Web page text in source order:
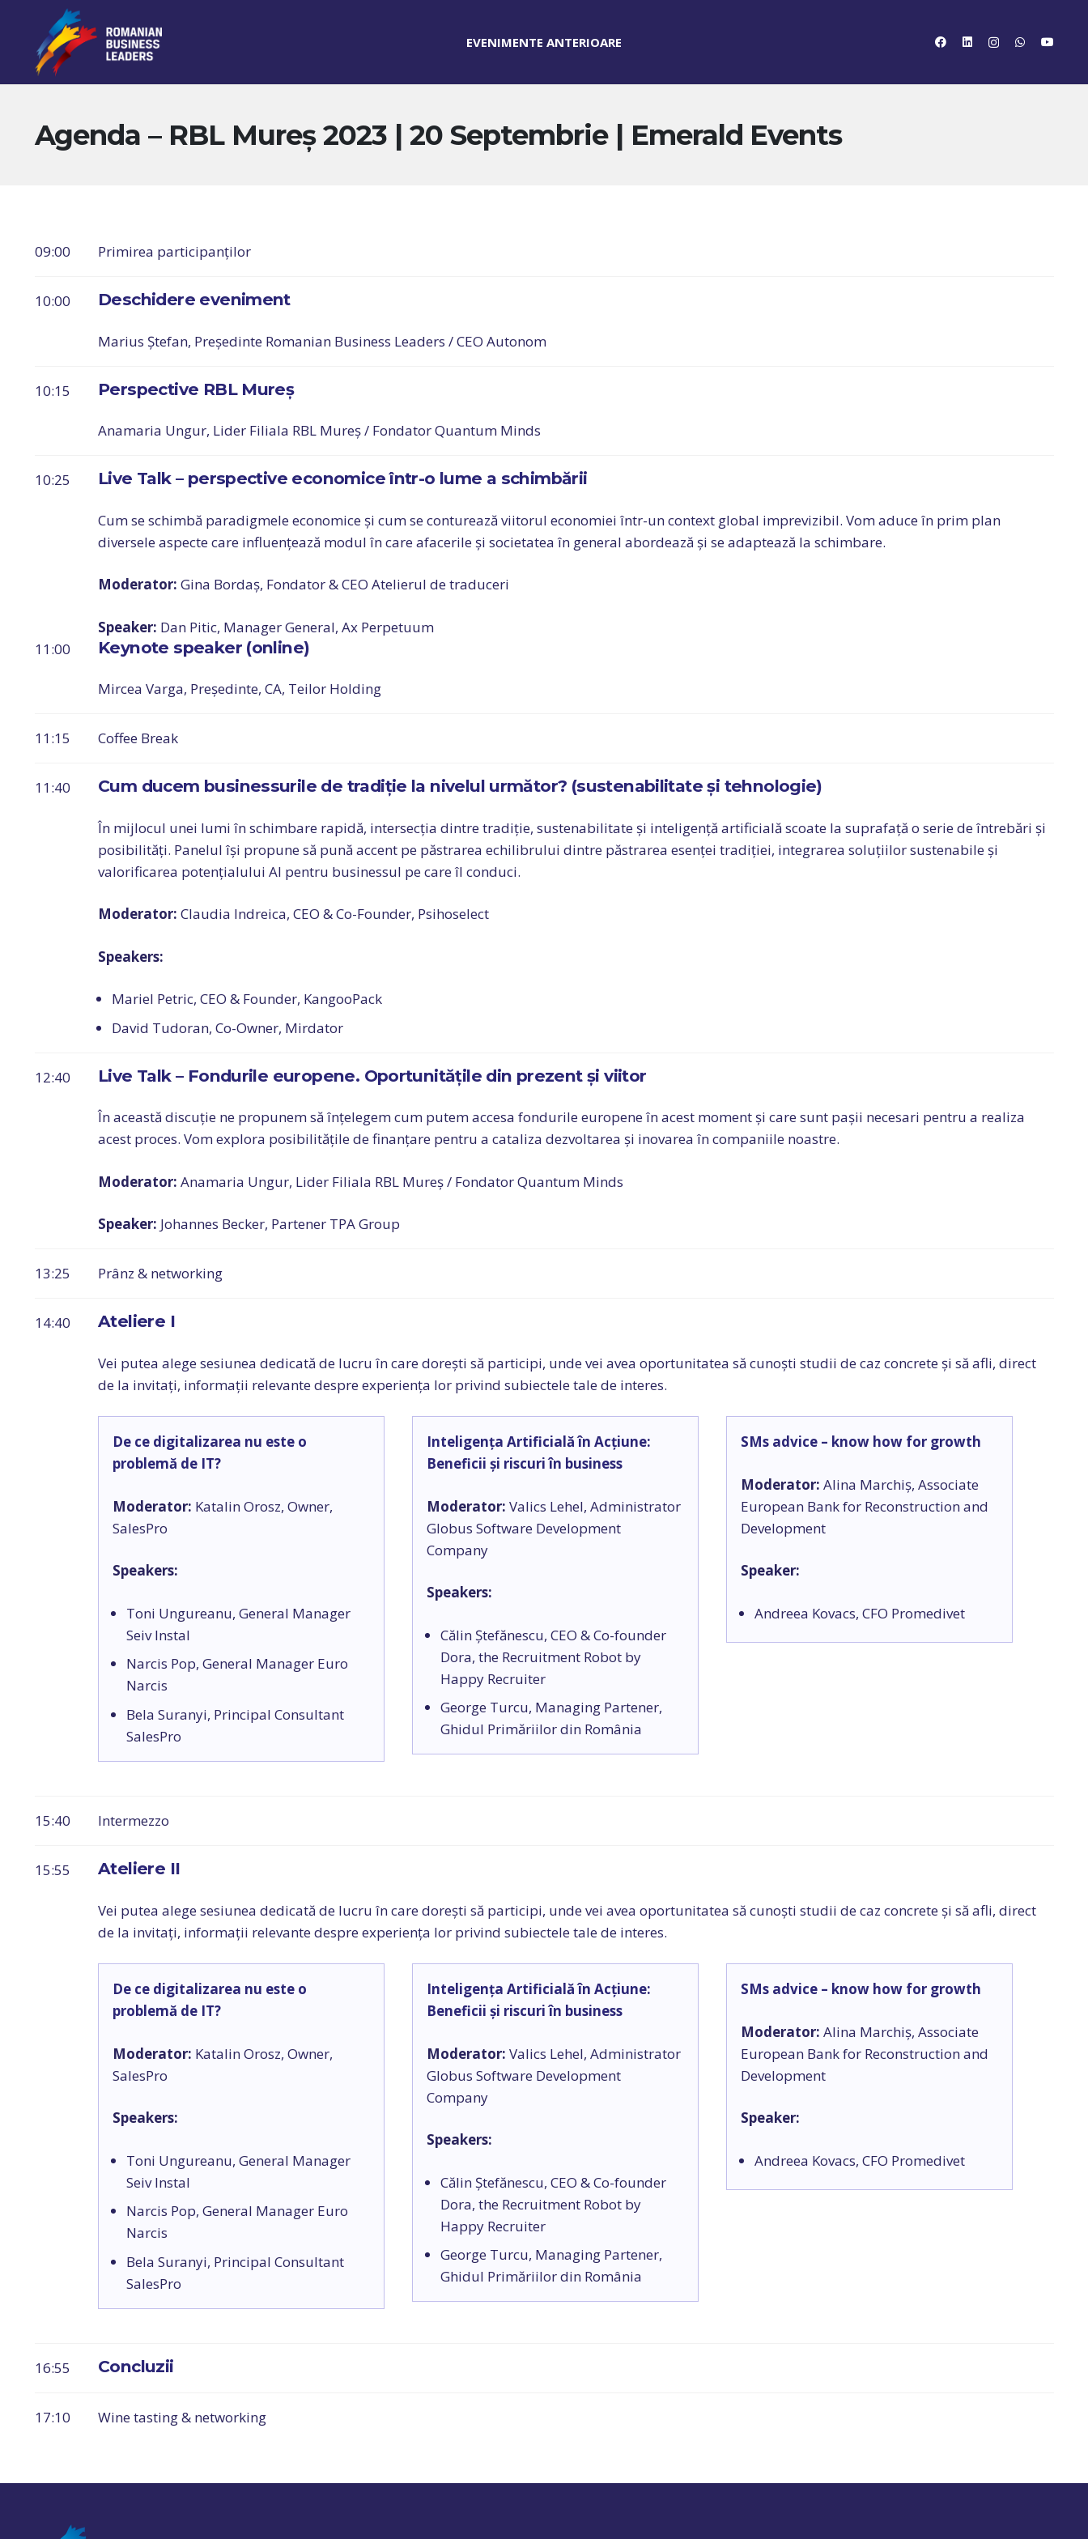
EVENIMENTE ANTERIOARE
Agenda – RBL Mureş 2023 | 20 Septembrie | Emerald Events
09:00 Primirea participanților
10:00 Deschidere eveniment
Marius Ștefan, Președinte Romanian Business Leaders / CEO Autonom
10:15 Perspective RBL Mureș
Anamaria Ungur, Lider Filiala RBL Mureș / Fondator Quantum Minds
10:25 Live Talk – perspective economice într-o lume a schimbării
Cum se schimbă paradigmele economice și cum se conturează viitorul economiei într-un context global imprevizibil. Vom aduce în prim plan
diversele aspecte care influențează modul în care afacerile și societatea în general abordează și se adaptează la schimbare.
Moderator: Gina Bordaș, Fondator & CEO Atelierul de traduceri
Speaker: Dan Pitic, Manager General, Ax Perpetuum
11:00
Keynote speaker (online)
Mircea Varga, Președinte, CA, Teilor Holding
11:15 Coffee Break
11:40 Cum ducem businessurile de tradiție la nivelul următor? (sustenabilitate și tehnologie)
În mijlocul unei lumi în schimbare rapidă, intersecția dintre tradiție, sustenabilitate și inteligență artificială scoate la suprafață o serie de întrebări și
posibilități. Panelul își propune să pună accent pe păstrarea echilibrului dintre păstrarea esenței tradiției, integrarea soluțiilor sustenabile și
valorificarea potențialului AI pentru businessul pe care îl conduci.
Moderator: Claudia Indreica, CEO & Co-Founder, Psihoselect
Speakers:
Mariel Petric, CEO & Founder, KangooPack
David Tudoran, Co-Owner, Mirdator
12:40 Live Talk – Fondurile europene. Oportunitățile din prezent și viitor
În această discuție ne propunem să înțelegem cum putem accesa fondurile europene în acest moment și care sunt pașii necesari pentru a realiza
acest proces. Vom explora posibilitățile de finanțare pentru a cataliza dezvoltarea și inovarea în companiile noastre.
Moderator:Anamaria Ungur, Lider Filiala RBL Mureș / Fondator Quantum Minds
Speaker: Johannes Becker, Partener TPA Group
13:25 Prânz & networking
14:40 Ateliere I
Vei putea alege sesiunea dedicată de lucru în care dorești să participi, unde vei avea oportunitatea să cunoști studii de caz concrete și să afli, direct
de la invitați, informații relevante despre experiența lor privind subiectele tale de interes.
De ce digitalizarea nu este o
problemă de IT?
Moderator: Katalin Orosz, Owner,
SalesPro
Speakers:
Toni Ungureanu, General Manager
Seiv Instal
Narcis Pop, General Manager Euro
Narcis
Bela Suranyi, Principal Consultant
SalesPro
Inteligența Artificială în Acțiune:
Beneficii și riscuri în business
Moderator:Valics Lehel, Administrator
Globus Software Development
Company
Speakers:
Călin Ștefănescu, CEO & Co-founder
Dora, the Recruitment Robot by
Happy Recruiter
George Turcu, Managing Partener,
Ghidul Primăriilor din România
SMs advice – know how for growth
Moderator: Alina Marchiș, Associate
European Bank for Reconstruction and
Development
Speaker:
Andreea Kovacs, CFO Promedivet
15:40 Intermezzo
15:55 Ateliere II
Vei putea alege sesiunea dedicată de lucru în care dorești să participi, unde vei avea oportunitatea să cunoști studii de caz concrete și să afli, direct
de la invitați, informații relevante despre experiența lor privind subiectele tale de interes.
De ce digitalizarea nu este o
problemă de IT?
Moderator: Katalin Orosz, Owner,
SalesPro
Speakers:
Toni Ungureanu, General Manager
Seiv Instal
Narcis Pop, General Manager Euro
Narcis
Bela Suranyi, Principal Consultant
SalesPro
Inteligența Artificială în Acțiune:
Beneficii și riscuri în business
Moderator:Valics Lehel, Administrator
Globus Software Development
Company
Speakers:
Călin Ștefănescu, CEO & Co-founder
Dora, the Recruitment Robot by
Happy Recruiter
George Turcu, Managing Partener,
Ghidul Primăriilor din România
SMs advice – know how for growth
Moderator: Alina Marchiș, Associate
European Bank for Reconstruction and
Development
Speaker:
Andreea Kovacs, CFO Promedivet
16:55 Concluzii
17:10 Wine tasting & networking